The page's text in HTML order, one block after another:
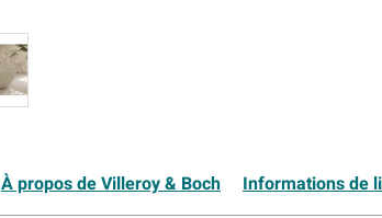
À propos de Villeroy & Boch Informations de